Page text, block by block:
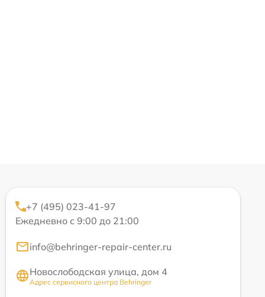
+7 (495) 023-41-97
Ежедневно с 9:00 до 21:00
info@behringer-repair-center.ru
Новослободская улица, дом 4
Адрес сервисного центра Behringer